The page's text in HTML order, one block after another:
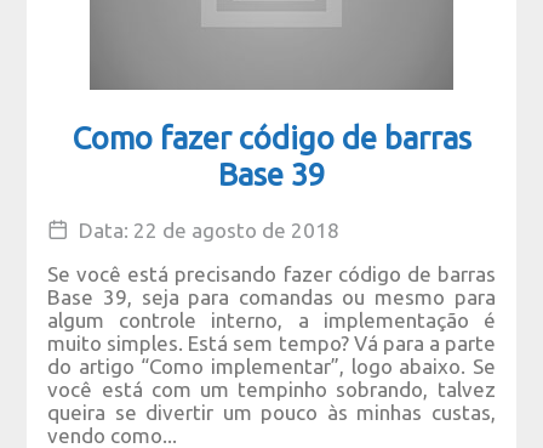
Como fazer código de barras
Base 39
Data: 22 de agosto de 2018
Se você está precisando fazer código de barras
Base 39, seja para comandas ou mesmo para
algum controle interno, a implementação é
muito simples. Está sem tempo? Vá para a parte
do artigo “Como implementar”, logo abaixo. Se
você está com um tempinho sobrando, talvez
queira se divertir um pouco às minhas custas,
vendo como...